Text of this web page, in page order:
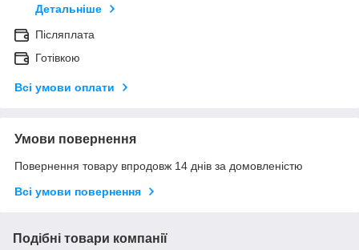
Детальніше
Післяплата
Готівкою
Всі умови оплати
Умови повернення
Повернення товару впродовж 14 днів за домовленістю
Всі умови повернення
Подібні товари компанії